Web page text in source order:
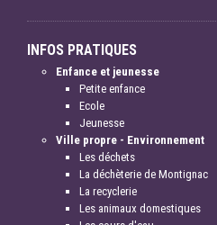
INFOS PRATIQUES
Enfance et jeunesse
Petite enfance
Ecole
Jeunesse
Ville propre - Environnement
Les déchets
La déchèterie de Montignac
La recyclerie
Les animaux domestiques